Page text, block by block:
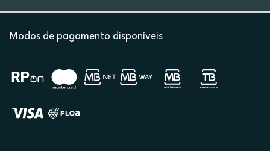
Modos de pagamento disponíveis